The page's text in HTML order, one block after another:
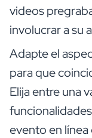
videos
involucrar a su
Adapte el
para que
Elija entre una
evento en línea